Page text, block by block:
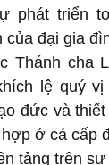
phát triển
đại gia
Thánh cha
lệ quý
đức và
ở cả cấp
tảng trên